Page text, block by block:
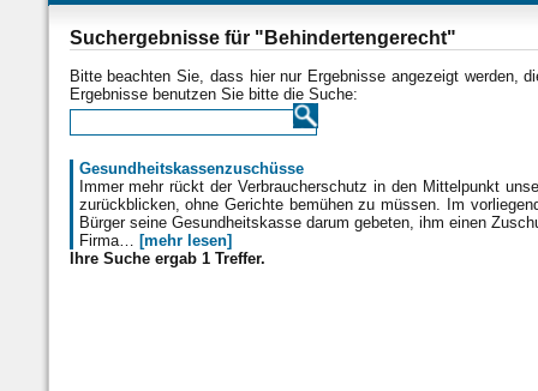
Suchergebnisse für "Behindertengerecht"
Bitte beachten Sie, dass hier nur Ergebnisse angezeigt werden,
Ergebnisse benutzen Sie bitte die Suche:
Gesundheitskassenzuschüsse
Immer mehr rückt der Verbraucherschutz in den Mittelpunkt
zurückblicken, ohne Gerichte bemühen zu müssen. Im
Bürger seine Gesundheitskasse darum gebeten, ihm einen
Firma… [mehr lesen]
Ihre Suche ergab 1 Treffer.